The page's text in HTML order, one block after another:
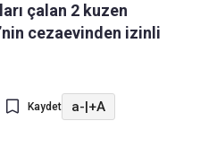
çalan 2 kuzen
cezaevinden izinli
Kaydet a-|+A